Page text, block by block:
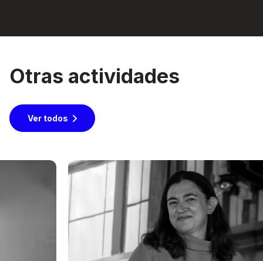
Otras actividades
Ver todos